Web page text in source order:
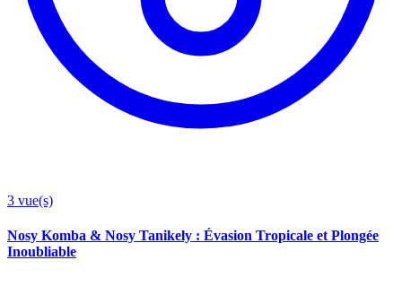
3 vue(s)
Nosy Komba & Nosy Tanikely : Évasion Tropicale et Plongée
Inoubliable